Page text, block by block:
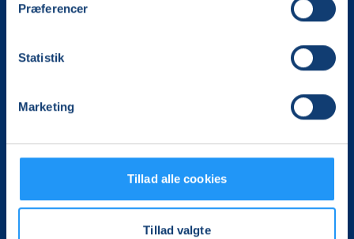
Præferencer
Statistik
Marketing
Tillad alle cookies
Tillad valgte
post@lofholbaek.dk
Foredrag
Kurser
Information